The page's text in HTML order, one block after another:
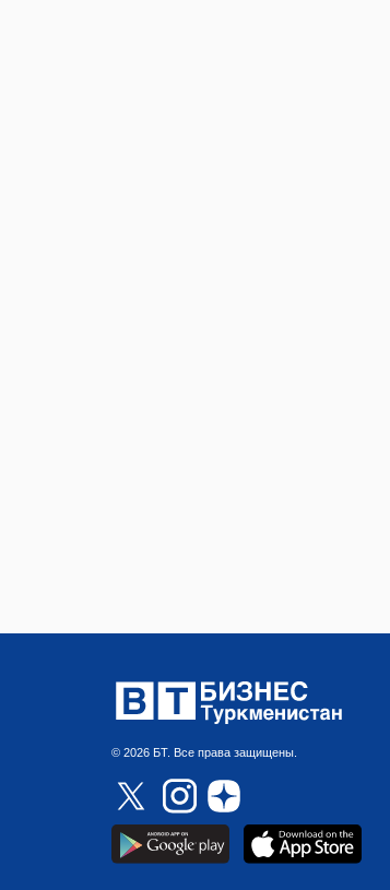
© 2026 БТ. Все права защищены.